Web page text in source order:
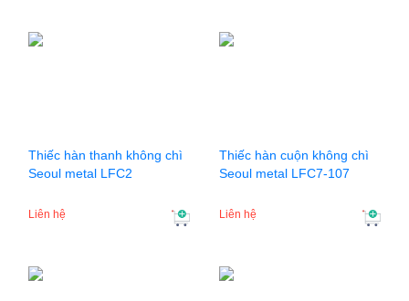
Thiếc hàn thanh không chì
Seoul metal LFC2
Liên hệ
Thiếc hàn cuộn không chì
Seoul metal LFC7-107
Liên hệ